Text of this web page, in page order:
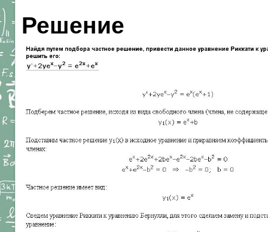
Решение